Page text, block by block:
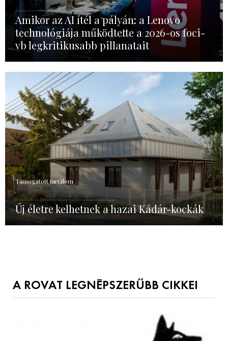
Amikor az AI ítél a pályán: a Lenovo
technológiája működtette a 2026-os foci-
vb legkritikusabb pillanatait
Támogatott tartalom
Új életre kelhetnek a hazai Kádár-kockák
A ROVAT LEGNÉPSZERŰBB CIKKEI